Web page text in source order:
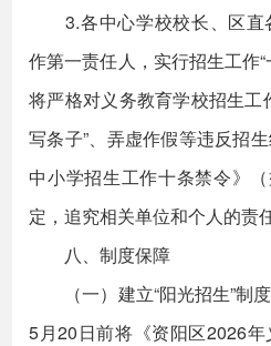
3.各中心学校校长、区直
作第一责任人，实行招生工作
将严格对义务教育学校招生工
写条子”、弄虚作假等违反招
中小学招生工作十条禁令》
定，追究相关单位和个人的责任
八、制度保障
（一）建立“阳光招生”制
5月20日前将《资阳区2026